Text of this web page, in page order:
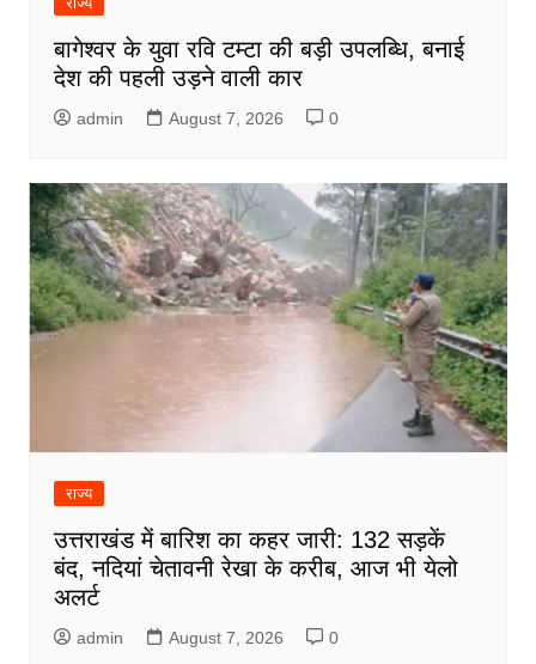
बागेश्वर के युवा रवि टम्टा की बड़ी उपलब्धि, बनाई
देश की पहली उड़ने वाली कार
admin August 7, 2026 0
राज्य
उत्तराखंड में बारिश का कहर जारी: 132 सड़कें
बंद, नदियां चेतावनी रेखा के करीब, आज भी येलो
अलर्ट
admin August 7, 2026 0